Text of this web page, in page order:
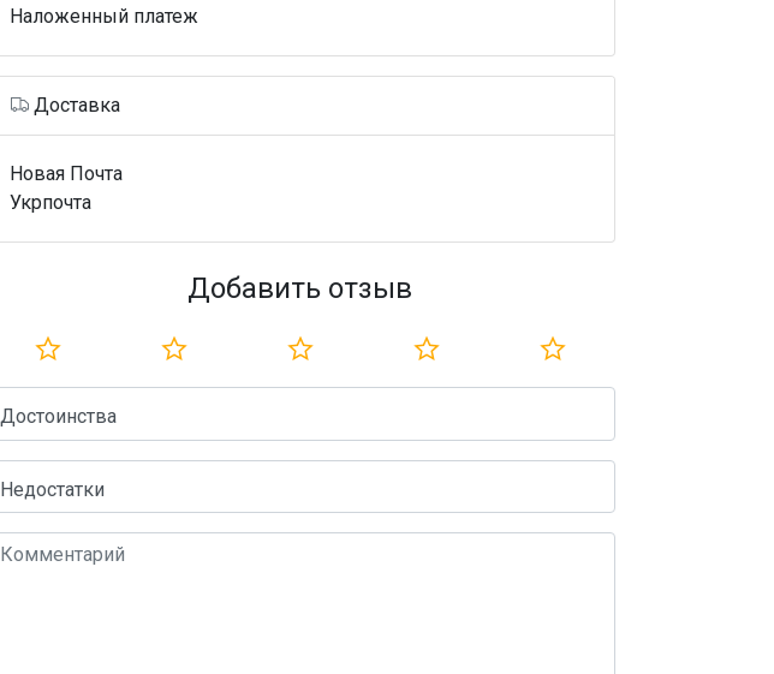
Наложенный платеж
Доставка
Новая Почта
Укрпочта
Добавить отзыв
Достоинства
Недостатки